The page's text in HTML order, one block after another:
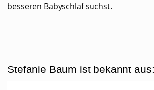
besseren Babyschlaf suchst.
Stefanie Baum ist bekannt aus: